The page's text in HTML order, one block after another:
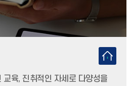
육, 진취적인 자세로 다양성을